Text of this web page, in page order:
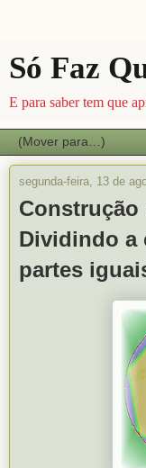
Só Faz
E para saber tem que
segunda-feira, 13 de
Construção
Dividindo a
partes